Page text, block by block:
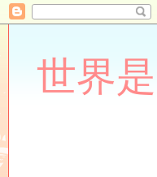
世界